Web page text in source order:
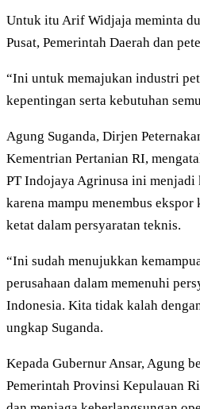
Untuk itu Arif Widjaja meminta
Pusat, Pemerintah Daerah dan
“Ini untuk memajukan industri
kepentingan serta kebutuhan
Agung Suganda, Dirjen
Kementrian Pertanian RI,
PT Indojaya Agrinusa ini menjadi
karena mampu menembus ekspor
ketat dalam persyaratan teknis.
“Ini sudah menujukkan
perusahaan dalam memenuhi
Indonesia. Kita tidak kalah
ungkap Suganda.
Kepada Gubernur Ansar, Agung
Pemerintah Provinsi Kepulauan